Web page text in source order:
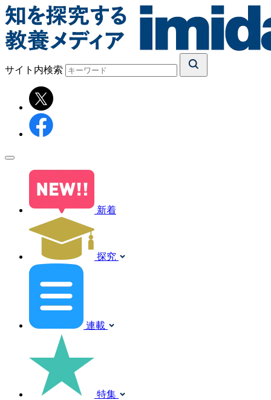
サイト内検索
新着
探究
連載
特集